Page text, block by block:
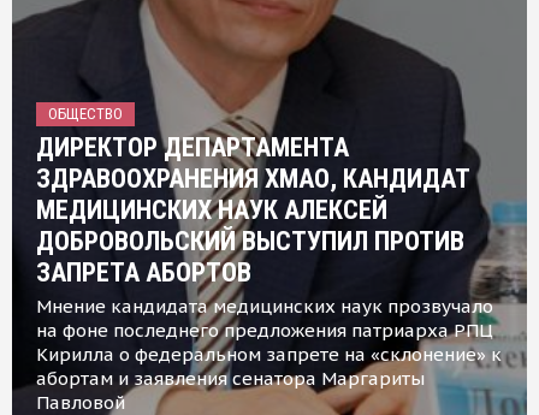
ОБЩЕСТВО
ДИРЕКТОР ДЕПАРТАМЕНТА
ЗДРАВООХРАНЕНИЯ ХМАО, КАНДИДАТ
МЕДИЦИНСКИХ НАУК АЛЕКСЕЙ
ДОБРОВОЛЬСКИЙ ВЫСТУПИЛ ПРОТИВ
ЗАПРЕТА АБОРТОВ
Мнение кандидата медицинских наук прозвучало
на фоне последнего предложения патриарха РПЦ
Кирилла о федеральном запрете на «склонение» к
абортам и заявления сенатора Маргариты
Павловой